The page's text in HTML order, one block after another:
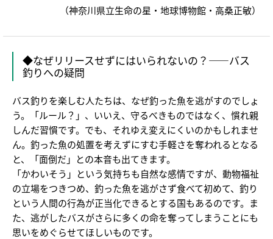
（神奈川県立生命の星・地球博物館・高桑正敏）
◆なぜリリースせずにはいられないの？――バス
釣りへの疑問
バス釣りを楽しむ人たちは、なぜ釣った魚を逃がすのでしょ
う。「ルール？」、いいえ、守るべきものではなく、慣れ親
しんだ習慣です。でも、それゆえ変えにくいのかもしれませ
ん。釣った魚の処置を考えずにすむ手軽さを奪われるとなる
と、「面倒だ」との本音も出てきます。
「かわいそう」という気持ちも自然な感情ですが、動物福祉
の立場をつきつめ、釣った魚を逃がさず食べて初めて、釣り
という人間の行為が正当化できるとする国もあるのです。ま
た、逃がしたバスがさらに多くの命を奪ってしまうことにも
思いをめぐらせてほしいものです。